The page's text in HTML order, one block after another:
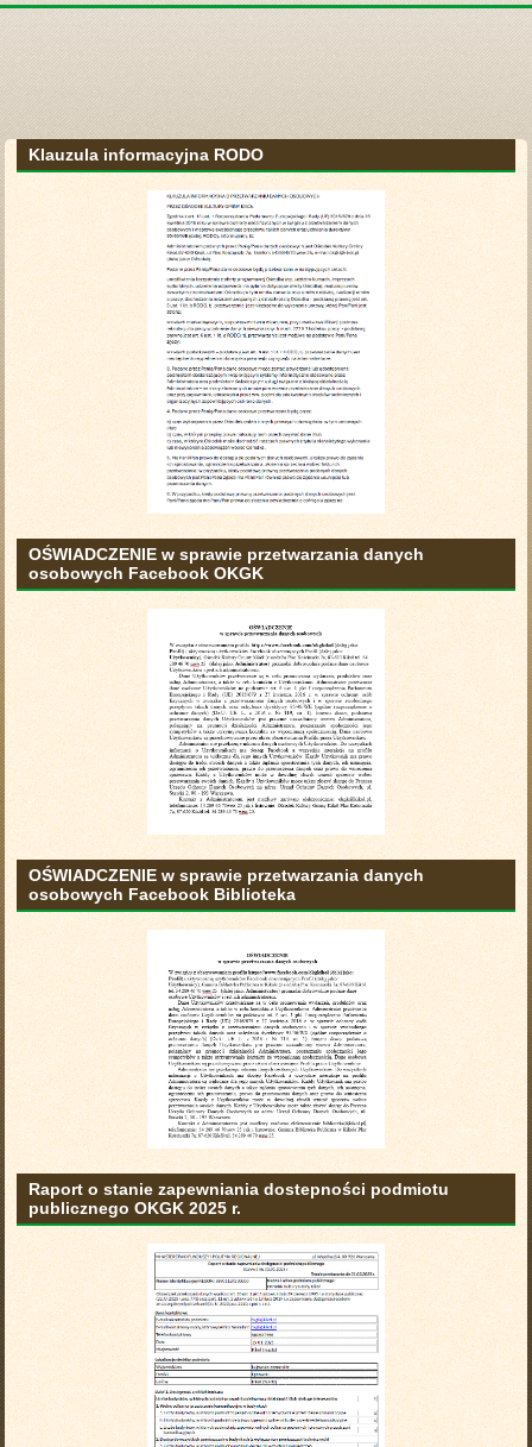
Klauzula informacyjna RODO
OŚWIADCZENIE w sprawie przetwarzania danych
osobowych Facebook OKGK
OŚWIADCZENIE w sprawie przetwarzania danych
osobowych Facebook Biblioteka
Raport o stanie zapewniania dostepności podmiotu
publicznego OKGK 2025 r.